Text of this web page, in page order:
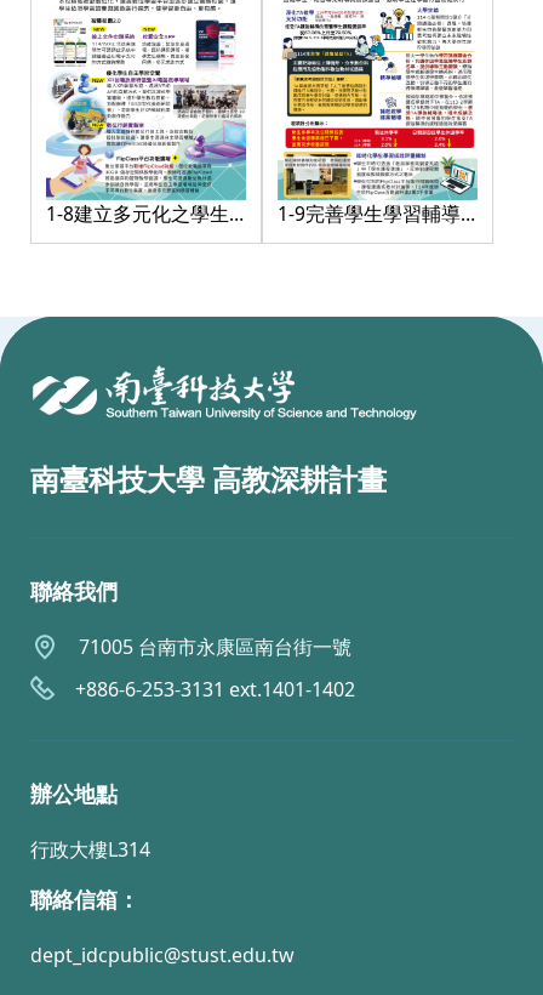
1-8建立多元化之學生
自主學習場域
1-9完善學生學習輔導
機制
南臺科技大學 高教深耕計畫
聯絡我們
71005 台南市永康區南台街一號
+886-6-253-3131 ext.1401-1402
辦公地點
行政大樓L314
聯絡信箱：
dept_idcpublic@stust.edu.tw